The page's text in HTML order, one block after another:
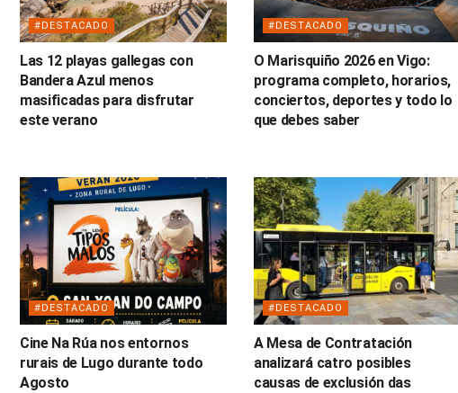
#DESTACADO
Las 12 playas gallegas con
Bandera Azul menos
masificadas para disfrutar
este verano
#DESTACADO
O Marisquiño 2026 en Vigo:
programa completo, horarios,
conciertos, deportes y todo lo
que debes saber
#DESTACADO
Cine Na Rúa nos entornos
rurais de Lugo durante todo
Agosto
#DESTACADO
A Mesa de Contratación
analizará catro posibles
causas de exclusión das